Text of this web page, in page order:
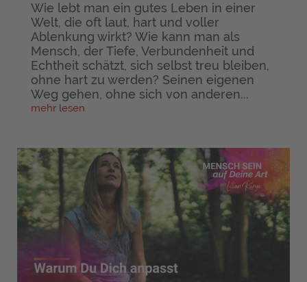
Wie lebt man ein gutes Leben in einer
Welt, die oft laut, hart und voller
Ablenkung wirkt? Wie kann man als
Mensch, der Tiefe, Verbundenheit und
Echtheit schätzt, sich selbst treu bleiben,
ohne hart zu werden? Seinen eigenen
Weg gehen, ohne sich von anderen...
mehr lesen